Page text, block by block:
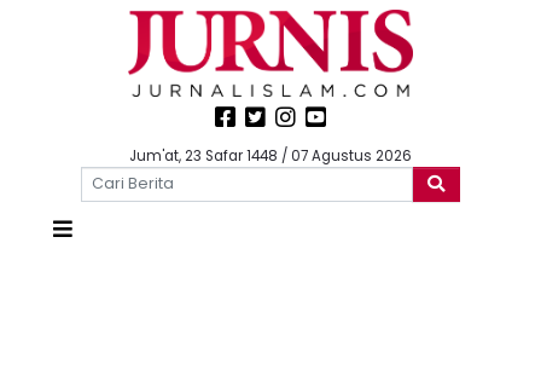
Jum'at, 23 Safar 1448 / 07 Agustus 2026